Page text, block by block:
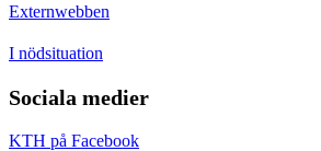
Externwebben
I nödsituation
Sociala medier
KTH på Facebook